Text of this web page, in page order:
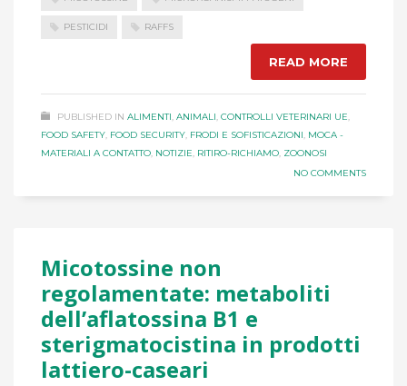
PESTICIDI RAFFS
READ MORE
PUBLISHED IN ALIMENTI, ANIMALI, CONTROLLI VETERINARI UE,
FOOD SAFETY, FOOD SECURITY, FRODI E SOFISTICAZIONI, MOCA -
MATERIALI A CONTATTO, NOTIZIE, RITIRO-RICHIAMO, ZOONOSI
NO COMMENTS
Micotossine non
regolamentate: metaboliti
dell’aflatossina B1 e
sterigmatocistina in prodotti
lattiero-caseari